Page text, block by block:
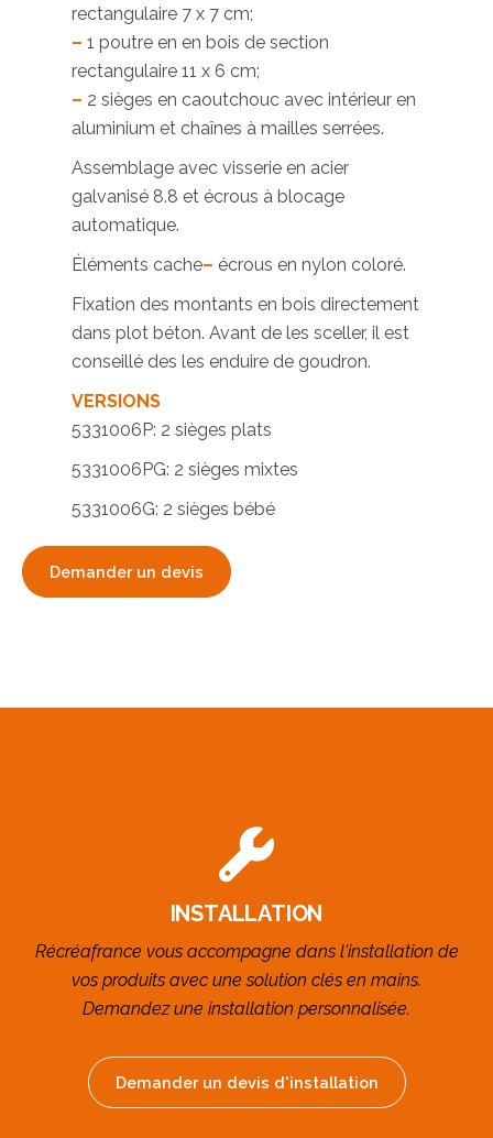
rectangulaire 7 x 7 cm;
– 1 poutre en en bois de section
rectangulaire 11 x 6 cm;
– 2 sièges en caoutchouc avec intérieur en
aluminium et chaînes à mailles serrées.
Assemblage avec visserie en acier
galvanisé 8.8 et écrous à blocage
automatique.
Éléments cache– écrous en nylon coloré.
Fixation des montants en bois directement
dans plot béton. Avant de les sceller, il est
conseillé des les enduire de goudron.
VERSIONS
5331006P: 2 sièges plats
5331006PG: 2 sièges mixtes
5331006G: 2 sièges bébé
Demander un devis
INSTALLATION
Récréafrance vous accompagne dans l'installation de
vos produits avec une solution clés en mains.
Demandez une installation personnalisée.
Demander un devis d'installation